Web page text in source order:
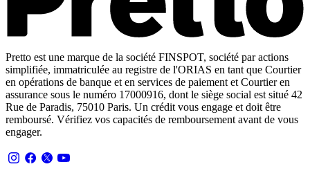
Pretto est une marque de la société FINSPOT, société par actions
simplifiée, immatriculée au registre de l'ORIAS en tant que Courtier
en opérations de banque et en services de paiement et Courtier en
assurance sous le numéro 17000916, dont le siège social est situé 42
Rue de Paradis, 75010 Paris. Un crédit vous engage et doit être
remboursé. Vérifiez vos capacités de remboursement avant de vous
engager.